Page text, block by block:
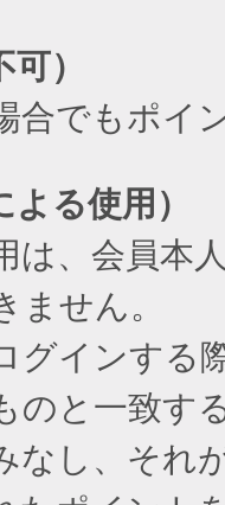
）
合でもポイ
る使用）
、会員本
ません。
インする
のと一致す
なし、それ